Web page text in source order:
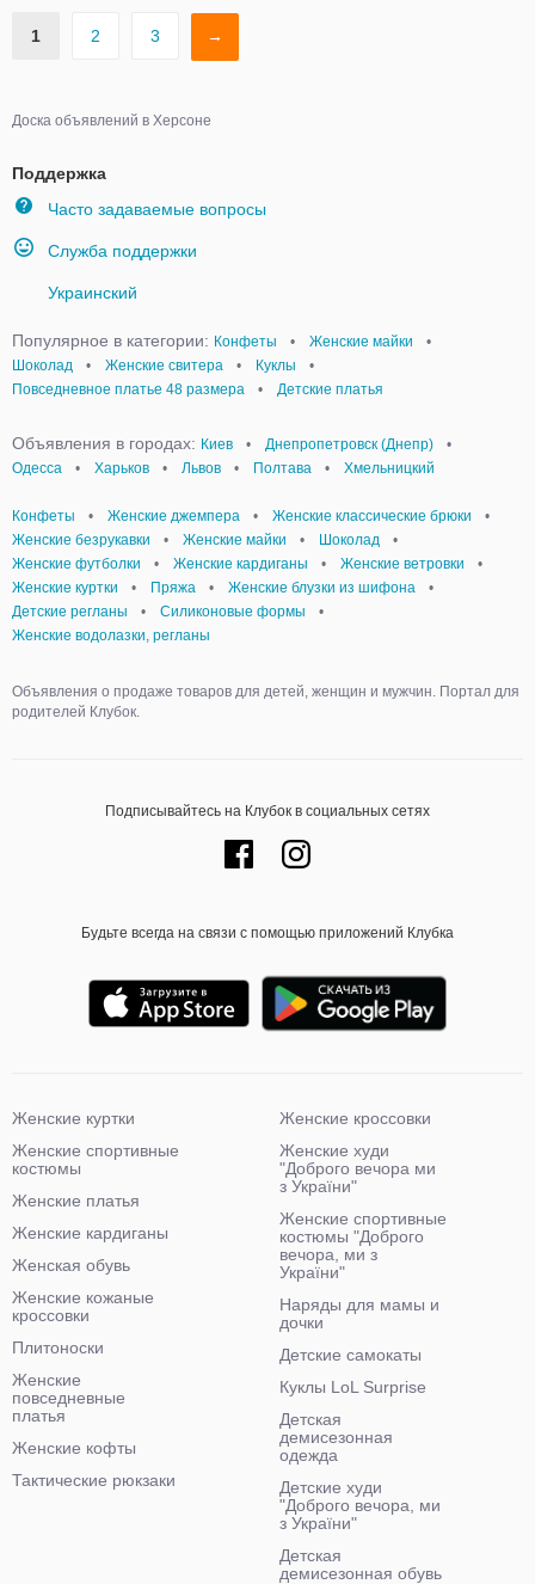
1 2 3 →
Доска объявлений в Херсоне
Поддержка
Часто задаваемые вопросы
Служба поддержки
Украинский
Популярное в категории: Конфеты • Женские майки
•
Шоколад
• Женские свитера • Куклы
•
Повседневное платье 48 размера
• Детские платья
Объявления в городах: Киев • Днепропетровск (Днепр)
•
Одесса
• Харьков • Львов • Полтава • Хмельницкий
Конфеты • Женские джемпера • Женские классические брюки
•
Женские безрукавки
• Женские майки • Шоколад
•
Женские футболки
• Женские кардиганы • Женские ветровки
•
Женские куртки
• Пряжа • Женские блузки из шифона
•
Детские регланы
• Силиконовые формы
•
Женские водолазки, регланы
Объявления о продаже товаров для детей, женщин и мужчин. Портал для
родителей Клубок.
Подписывайтесь на Клубок в социальных сетях
Будьте всегда на связи с помощью приложений Клубка
Женские куртки
Женские спортивные
костюмы
Женские платья
Женские кардиганы
Женская обувь
Женские кожаные
кроссовки
Плитоноски
Женские
повседневные
платья
Женские кофты
Тактические рюкзаки
Женские кроссовки
Женские худи
"Доброго вечора ми
з України"
Женские спортивные
костюмы "Доброго
вечора, ми з
України"
Наряды для мамы и
дочки
Детские самокаты
Куклы LoL Surprise
Детская
демисезонная
одежда
Детские худи
"Доброго вечора, ми
з України"
Детская
демисезонная обувь